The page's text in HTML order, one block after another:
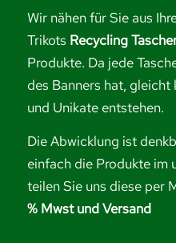
Wir nähen für Sie aus
Trikots Recycling
Produkte. Da jede
des Banners hat, gleicht
und Unikate entstehen.
Die Abwicklung ist
einfach die Produkte im
teilen Sie uns diese per
% Mwst und Versand